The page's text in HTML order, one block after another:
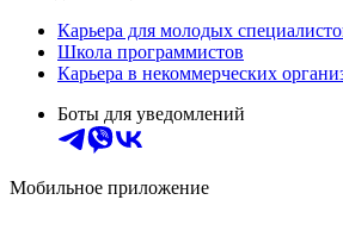
Карьера для молодых
Школа программистов
Карьера в некоммерческих
Боты для уведомлений
Мобильное приложение